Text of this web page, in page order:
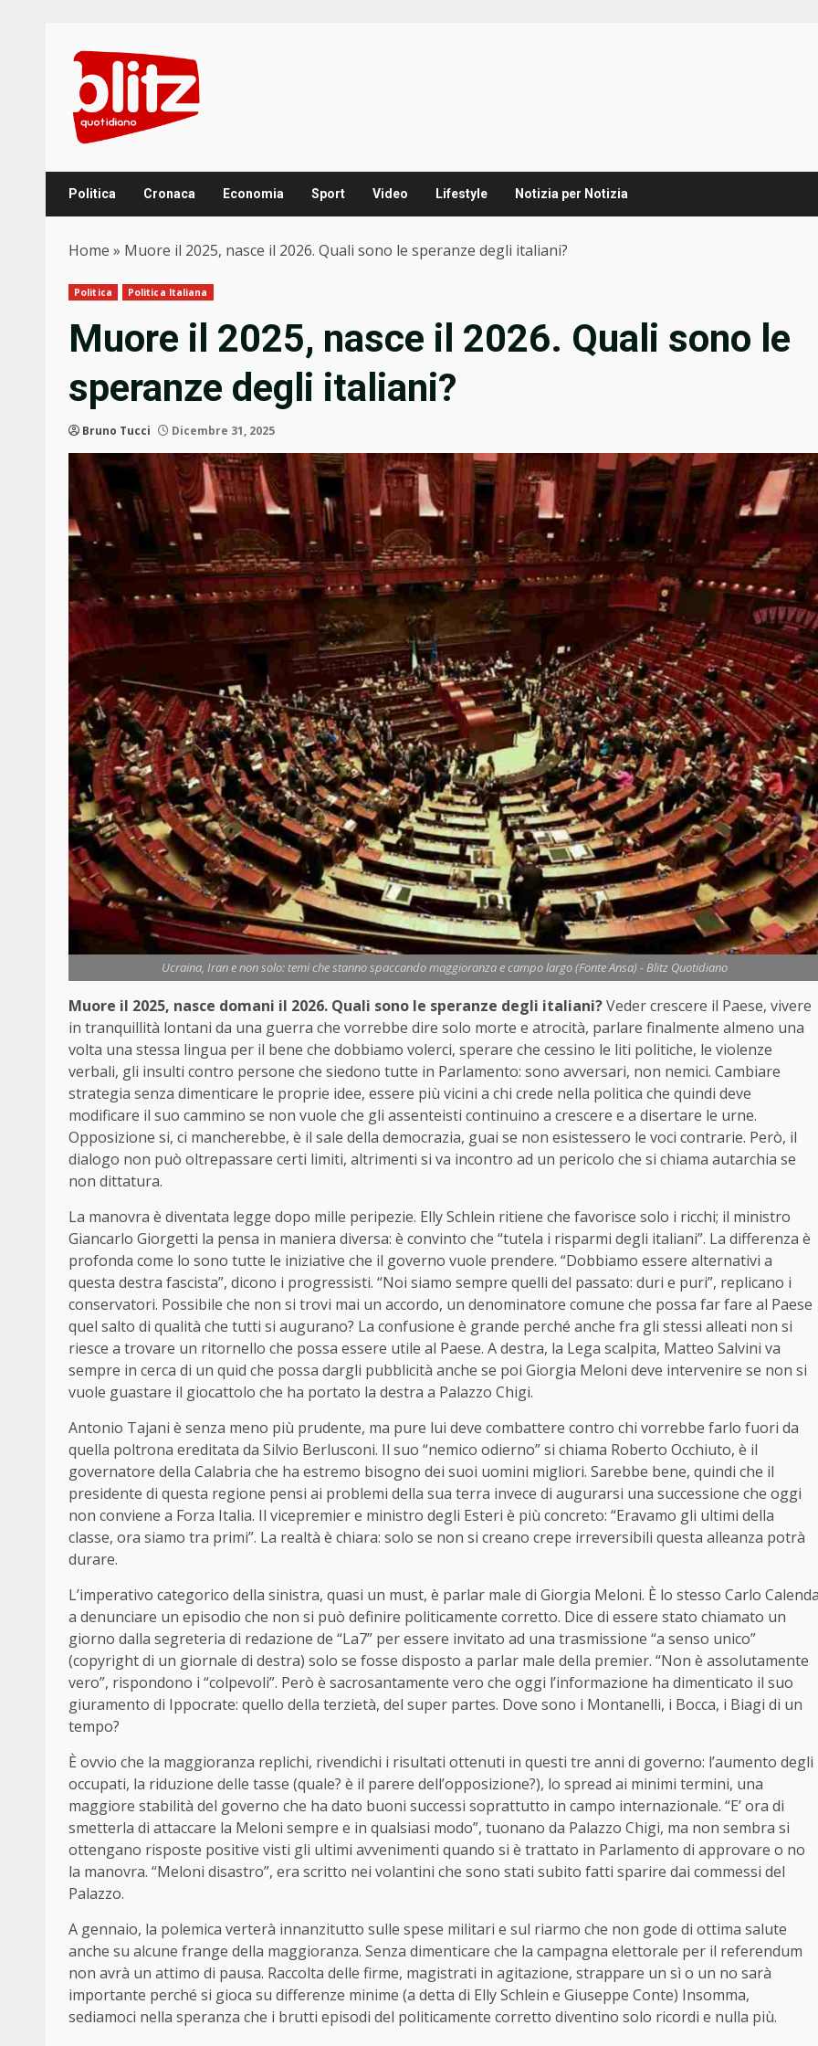
content
Politica Cronaca Economia Sport Video Lifestyle Notizia per Notizia
Home » Muore il 2025, nasce il 2026. Quali sono le speranze degli italiani?
Politica Politica Italiana
Muore il 2025, nasce il 2026. Quali sono le
speranze degli italiani?
Bruno Tucci Dicembre 31, 2025
Ucraina, Iran e non solo: temi che stanno spaccando maggioranza e campo largo (Fonte Ansa) - Blitz Quotidiano
Muore il 2025, nasce domani il 2026. Quali sono le speranze degli italiani?Veder crescere il Paese, vivere
in tranquillità lontani da una guerra che vorrebbe dire solo morte e atrocità, parlare finalmente almeno una
volta una stessa lingua per il bene che dobbiamo volerci, sperare che cessino le liti politiche, le violenze
verbali, gli insulti contro persone che siedono tutte in Parlamento: sono avversari, non nemici. Cambiare
strategia senza dimenticare le proprie idee, essere più vicini a chi crede nella politica che quindi deve
modificare il suo cammino se non vuole che gli assenteisti continuino a crescere e a disertare le urne.
Opposizione si, ci mancherebbe, è il sale della democrazia, guai se non esistessero le voci contrarie. Però, il
dialogo non può oltrepassare certi limiti, altrimenti si va incontro ad un pericolo che si chiama autarchia se
non dittatura.
La manovra è diventata legge dopo mille peripezie. Elly Schlein ritiene che favorisce solo i ricchi; il ministro
Giancarlo Giorgetti la pensa in maniera diversa: è convinto che “tutela i risparmi degli italiani”. La differenza è
profonda come lo sono tutte le iniziative che il governo vuole prendere. “Dobbiamo essere alternativi a
questa destra fascista”, dicono i progressisti. “Noi siamo sempre quelli del passato: duri e puri”, replicano i
conservatori. Possibile che non si trovi mai un accordo, un denominatore comune che possa far fare al Paese
quel salto di qualità che tutti si augurano? La confusione è grande perché anche fra gli stessi alleati non si
riesce a trovare un ritornello che possa essere utile al Paese. A destra, la Lega scalpita, Matteo Salvini va
sempre in cerca di un quid che possa dargli pubblicità anche se poi Giorgia Meloni deve intervenire se non si
vuole guastare il giocattolo che ha portato la destra a Palazzo Chigi.
Antonio Tajani è senza meno più prudente, ma pure lui deve combattere contro chi vorrebbe farlo fuori da
quella poltrona ereditata da Silvio Berlusconi. Il suo “nemico odierno” si chiama Roberto Occhiuto, è il
governatore della Calabria che ha estremo bisogno dei suoi uomini migliori. Sarebbe bene, quindi che il
presidente di questa regione pensi ai problemi della sua terra invece di augurarsi una successione che oggi
non conviene a Forza Italia. Il vicepremier e ministro degli Esteri è più concreto: “Eravamo gli ultimi della
classe, ora siamo tra primi”. La realtà è chiara: solo se non si creano crepe irreversibili questa alleanza potrà
durare.
L’imperativo categorico della sinistra, quasi un must, è parlar male di Giorgia Meloni. È lo stesso Carlo
a denunciare un episodio che non si può definire politicamente corretto. Dice di essere stato chiamato un
giorno dalla segreteria di redazione de “La7” per essere invitato ad una trasmissione “a senso unico”
(copyright di un giornale di destra) solo se fosse disposto a parlar male della premier. “Non è assolutamente
vero”, rispondono i “colpevoli”. Però è sacrosantamente vero che oggi l’informazione ha dimenticato il suo
giuramento di Ippocrate: quello della terzietà, del super partes. Dove sono i Montanelli, i Bocca, i Biagi di un
tempo?
È ovvio che la maggioranza replichi, rivendichi i risultati ottenuti in questi tre anni di governo: l’aumento degli
occupati, la riduzione delle tasse (quale? è il parere dell’opposizione?), lo spread ai minimi termini, una
maggiore stabilità del governo che ha dato buoni successi soprattutto in campo internazionale. “E’ ora di
smetterla di attaccare la Meloni sempre e in qualsiasi modo”, tuonano da Palazzo Chigi, ma non sembra si
ottengano risposte positive visti gli ultimi avvenimenti quando si è trattato in Parlamento di approvare o no
la manovra. “Meloni disastro”, era scritto nei volantini che sono stati subito fatti sparire dai commessi del
Palazzo.
A gennaio, la polemica verterà innanzitutto sulle spese militari e sul riarmo che non gode di ottima salute
anche su alcune frange della maggioranza. Senza dimenticare che la campagna elettorale per il referendum
non avrà un attimo di pausa. Raccolta delle firme, magistrati in agitazione, strappare un sì o un no sarà
importante perché si gioca su differenze minime (a detta di Elly Schlein e Giuseppe Conte) Insomma,
sediamoci nella speranza che i brutti episodi del politicamente corretto diventino solo ricordi e nulla più.